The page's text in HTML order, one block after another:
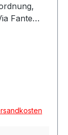
Fante